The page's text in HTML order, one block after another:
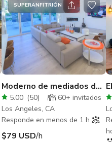
SUPERANFITRIÓN
Moderno de mediados de
siglo - techo alto.
Luminoso, soleado y listo
para vertical
5.00 (50) 60+ invitados
Los Angeles, CA
Responde en menos de 1 h
$79 USD/h